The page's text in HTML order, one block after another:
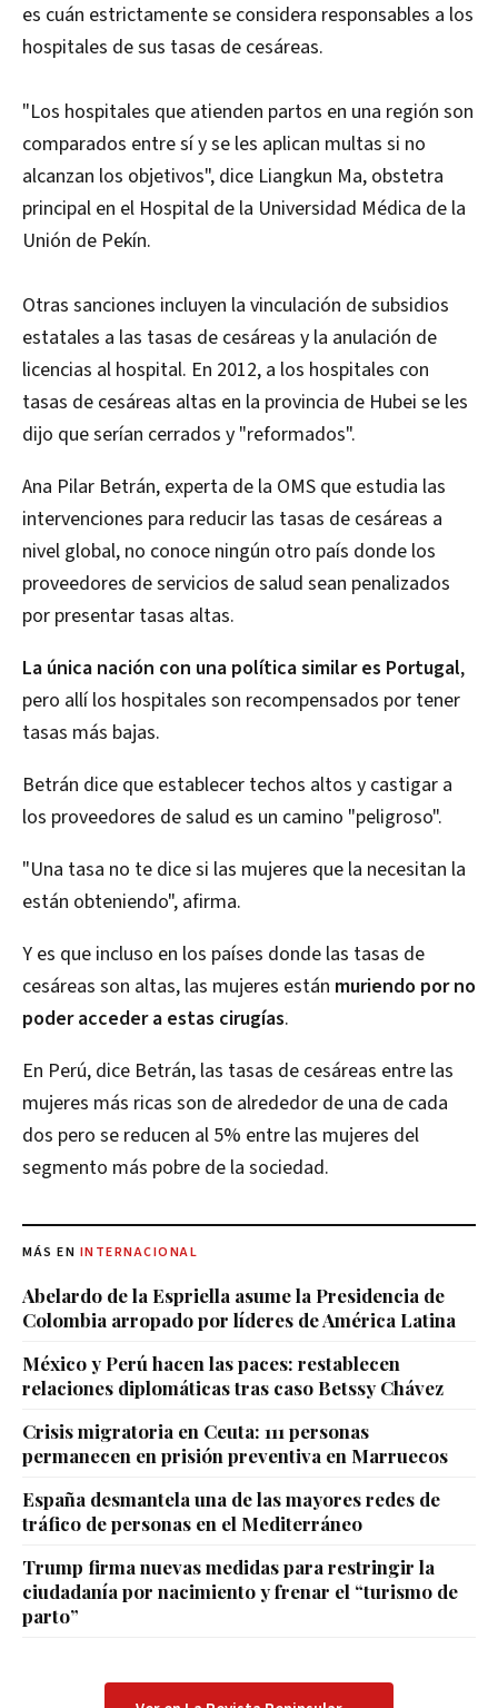
es cuán estrictamente se considera responsables a los
hospitales de sus tasas de cesáreas.
"Los hospitales que atienden partos en una región son
comparados entre sí y se les aplican multas si no
alcanzan los objetivos", dice Liangkun Ma, obstetra
principal en el Hospital de la Universidad Médica de la
Unión de Pekín.
Otras sanciones incluyen la vinculación de subsidios
estatales a las tasas de cesáreas y la anulación de
licencias al hospital. En 2012, a los hospitales con
tasas de cesáreas altas en la provincia de Hubei se les
dijo que serían cerrados y "reformados".
Ana Pilar Betrán, experta de la OMS que estudia las
intervenciones para reducir las tasas de cesáreas a
nivel global, no conoce ningún otro país donde los
proveedores de servicios de salud sean penalizados
por presentar tasas altas.
La única nación con una política similar es Portugal,
pero allí los hospitales son recompensados por tener
tasas más bajas.
Betrán dice que establecer techos altos y castigar a
los proveedores de salud es un camino "peligroso".
"Una tasa no te dice si las mujeres que la necesitan la
están obteniendo", afirma.
Y es que incluso en los países donde las tasas de
cesáreas son altas, las mujeres están muriendo por no
poder acceder a estas cirugías.
En Perú, dice Betrán, las tasas de cesáreas entre las
mujeres más ricas son de alrededor de una de cada
dos pero se reducen al 5% entre las mujeres del
segmento más pobre de la sociedad.
MÁS EN INTERNACIONAL
Abelardo de la Espriella asume la Presidencia de
Colombia arropado por líderes de América Latina
México y Perú hacen las paces: restablecen
relaciones diplomáticas tras caso Betssy Chávez
Crisis migratoria en Ceuta: 111 personas
permanecen en prisión preventiva en Marruecos
España desmantela una de las mayores redes de
tráfico de personas en el Mediterráneo
Trump firma nuevas medidas para restringir la
ciudadanía por nacimiento y frenar el “turismo de
parto”